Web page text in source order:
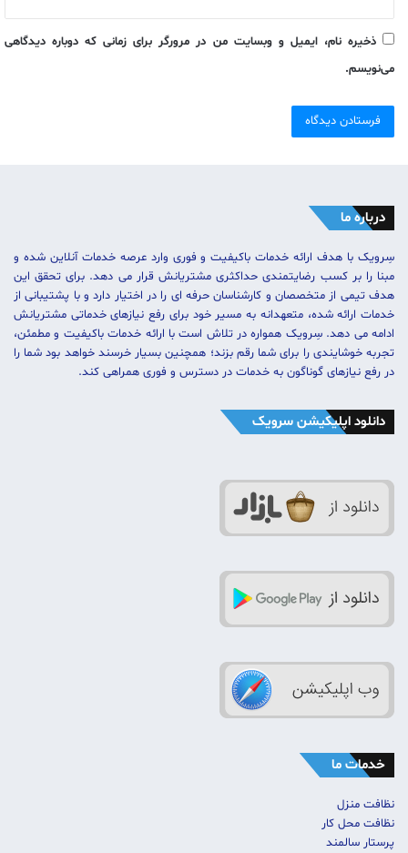
ذخیره نام، ایمیل و وبسایت من در مرورگر برای زمانی که دوباره دیدگاهی
می‌نویسم.
درباره ما
سِرویک با هدف ارائه خدمات باکیفیت و فوری وارد عرصه خدمات آنلاین شده و
مبنا را بر کسب رضایتمندی حداکثری مشتریانش قرار می دهد. برای تحقق این
هدف تیمی از متخصصان و کارشناسان حرفه ای را در اختیار دارد و با پشتیبانی از
خدمات ارائه شده، متعهدانه به مسیر خود برای رفع نیازهای خدماتی مشتریانش
ادامه می دهد. سِرویک همواره در تلاش است با ارائه خدمات باکیفیت و مطمئن،
تجربه خوشایندی را برای شما رقم بزند؛ همچنین بسیار خرسند خواهد بود شما را
در رفع نیازهای گوناگون به خدمات در دسترس و فوری همراهی کند.
دانلود اپلیکیشن سرویک
خدمات ما
نظافت منزل
نظافت محل کار
پرستار سالمند